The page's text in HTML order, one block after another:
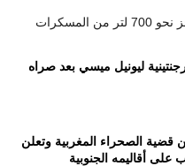
ليونيل ميسي بعد صراه
قضية الصحراء المغربية وتعلن
على أقاليمه الجنوبية